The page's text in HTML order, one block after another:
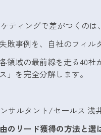
ティングで差がつくの
敗事例を、自社のフィ
領域の最前線を走る40
」を完全分解します。
サルタント/セールス 浅
のリード獲得の方法と選